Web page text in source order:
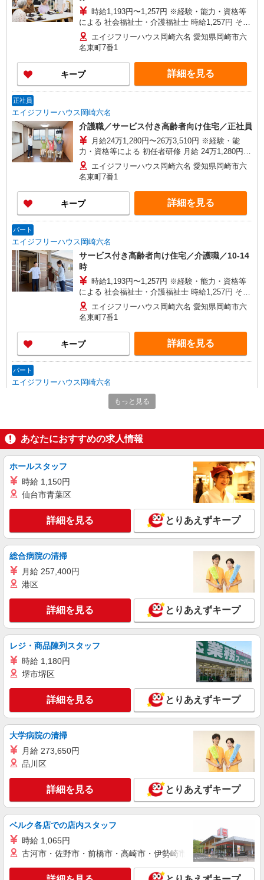
時給1,193円〜1,257円 ※経験・能力・資格等
による 社会福祉士・介護福祉士 時給1,257円 その
他資格 時給1,193円 ※一律処遇改善加算含む 〇時
間外勤務手当 〇土日祝勤務手当 〇夜勤手当 〇深
夜勤務手当 〇年末年始勤務手当 〇早朝7:00〜
8:00/夜間18:00〜20:00は時給25％UP
エイジフリーハウス岡崎六名 愛知県岡崎市六
名東町7番1
キープ 詳細を見る
正社員
エイジフリーハウス岡崎六名
介護職／サービス付き高齢者向け住宅／正社員
月給24万1,280円〜26万3,510円 ※経験・能
力・資格等による 初任者研修 月給 24万1,280円
実務者研修 月給 24万4,980円 介護福祉士 月給 25
万7,330円 社会福祉士 月給 26万3,510円 ※一律処
遇改善加算含む ※夜勤手当6,000円/4回を含む 〇
資格手当 〇職種手当 〇業務手当 〇時間外勤務手
当 〇夜勤手当 〇深夜勤務手当 〇休日勤務手当〇
年末年始勤務手当
エイジフリーハウス岡崎六名 愛知県岡崎市六
名東町7番1
キープ 詳細を見る
パート
エイジフリーハウス岡崎六名
サービス付き高齢者向け住宅／介護職／10-14
時
時給1,193円〜1,257円 ※経験・能力・資格等
による 社会福祉士・介護福祉士 時給1,257円 その
他資格 時給1,193円 ※一律処遇改善加算含む 〇時
間外勤務手当 〇土日祝勤務手当 〇夜勤手当 〇深
夜勤務手当 〇年末年始勤務手当 〇早朝7:00〜
8:00/夜間18:00〜20:00は時給25％UP
エイジフリーハウス岡崎六名 愛知県岡崎市六
名東町7番1
キープ 詳細を見る
パート
エイジフリーハウス岡崎六名
サービス付き高齢者向け住宅／介護職／16-20
による 社会福祉士・介護福祉士 時給1,257円 その
他資格 時給1,193円 ※一律処遇改善加算含む 〇時
間外勤務手当 〇土日祝勤務手当 〇夜勤手当 〇深
夜勤務手当 〇年末年始勤務手当 〇早朝7:00〜
8:00/夜間18:00〜20:00は時給25％UP
エイジフリーハウス岡崎六名 愛知県岡崎市六
名東町7番1
キープ 詳細を見る
パート
エイジフリーハウス岡崎六名
サービス付き高齢者向け住宅／介護職／7-10
時
時給1,193円〜1,257円 ※経験・能力・資格等
による ※一律処遇改善加算含む 〇時間外勤務手当
〇土日祝勤務手当 〇夜勤手当 〇深夜勤務手当 〇
年末年始勤務手当 〇早朝7:00〜8:00/夜間18:00〜
20:00は時給25％UP
エイジフリーハウス岡崎六名 愛知県岡崎市六
名東町7番1
キープ 詳細を見る
正社員
エイジフリーハウス岡崎六名
介護職／サービス付き高齢者向け住宅／正社員
／介護福祉士
月給25万7330円〜26万3510円 ※経験・能力・
資格等による 介護福祉士 月給 25万7330円 社会福
祉士 月給 26万3510円 ※一律処遇改善加算含む ※
夜勤手当6000円/4回を含む 〇資格手当 〇職種手当
〇業務手当 〇時間外勤務手当 〇夜勤手当 〇深夜
勤務手当 〇休日勤務手当 〇年末年始勤務手当
詳細を見る
エイジフリーハウス岡崎六名
サービス付き高齢者向け住宅／介護職／遅出の
み
時給1,193円〜1,257円 ※経験・能力・資格等
による 社会福祉士・介護福祉士 時給1,257円 その
他資格 時給1,193円 ※一律処遇改善加算含む 〇時
間外勤務手当 〇土日祝勤務手当 〇夜勤手当 〇深
エイジフリーハウス岡崎六名 愛知県岡崎市六
もっと見る
あなたにおすすめの求人情報
ホールスタッフ
時給 1,150円
仙台市青葉区
詳細を見る とりあえずキープ
総合病院の清掃
月給 257,400円
港区
詳細を見る とりあえずキープ
レジ・商品陳列スタッフ
時給 1,180円
堺市堺区
詳細を見る とりあえずキープ
大学病院の清掃
月給 273,650円
品川区
詳細を見る とりあえずキープ
ベルク各店での店内スタッフ
時給 1,065円
古河市・佐野市・前橋市・高崎市・伊勢崎市・太田市・館林市